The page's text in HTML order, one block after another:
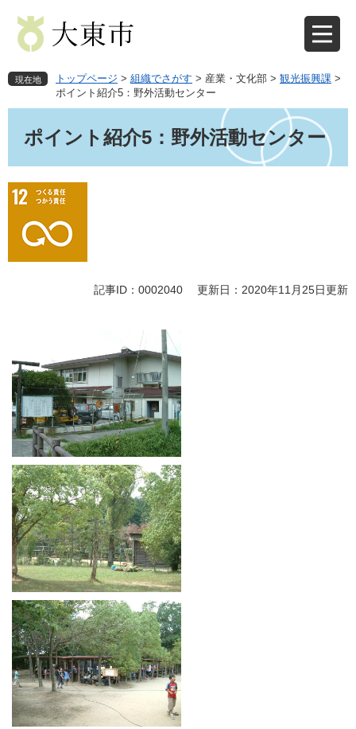
先
で
を
ば
現在地 トップページ > 組織でさがす > 産業・文化部 > 観光振興課 >
ポイント紹介5：野外活動センター
ポイント紹介5：野外活動センター
記事ID：0002040 更新日：2020年11月25日更新